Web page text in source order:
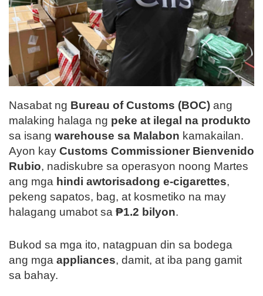
Nasabat ng Bureau of Customs (BOC) ang
malaking halaga ng peke at ilegal na produkto
sa isang warehouse sa Malabon kamakailan.
Ayon kay Customs Commissioner Bienvenido
Rubio, nadiskubre sa operasyon noong Martes
ang mga hindi awtorisadong e-cigarettes,
pekeng sapatos, bag, at kosmetiko na may
halagang umabot sa ₱1.2 bilyon.
Bukod sa mga ito, natagpuan din sa bodega
ang mga appliances, damit, at iba pang gamit
sa bahay.